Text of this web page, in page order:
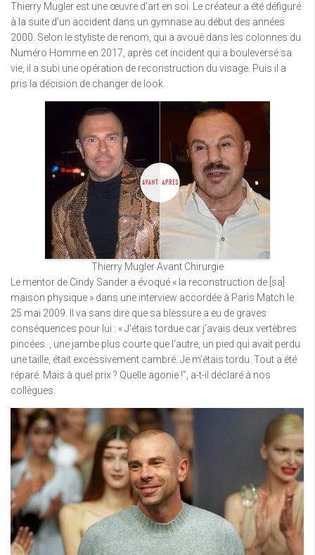
Thierry Mugler est une œuvre d’art en soi. Le créateur a été défiguré
à la suite d’un accident dans un gymnase au début des années
2000. Selon le styliste de renom, qui a avoué dans les colonnes du
Numéro Homme en 2017, après cet incident qui a bouleversé sa
vie, il a subi une opération de reconstruction du visage. Puis il a
pris la décision de changer de look.
Thierry Mugler Avant Chirurgie
Le mentor de Cindy Sander a évoqué « la reconstruction de [sa]
maison physique » dans une interview accordée à Paris Match le
25 mai 2009. Il va sans dire que sa blessure a eu de graves
conséquences pour lui : « J’étais tordue car j’avais deux vertèbres
pincées. , une jambe plus courte que l’autre, un pied qui avait perdu
une taille, était excessivement cambré. Je m’étais tordu. Tout a été
réparé. Mais à quel prix ? Quelle agonie !”, a-t-il déclaré à nos
collègues.